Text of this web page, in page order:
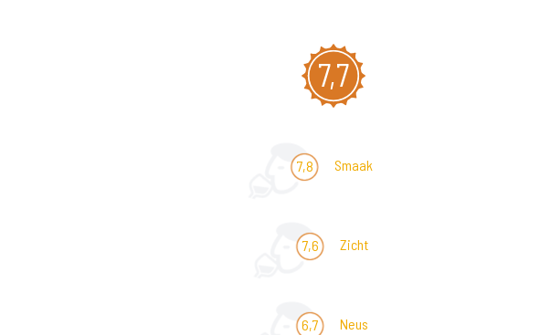
7,7
7,8 Smaak
7,6 Zicht
6,7 Neus